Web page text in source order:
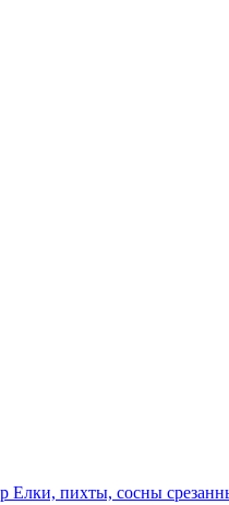
Елки, пихты, сосны